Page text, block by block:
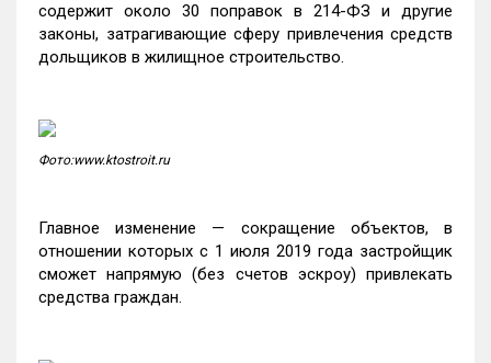
содержит около 30 поправок в 214-ФЗ и другие
законы, затрагивающие сферу привлечения средств
дольщиков в жилищное строительство.
Фото:www.ktostroit.ru
Главное изменение — сокращение объектов, в
отношении которых с 1 июля 2019 года застройщик
сможет напрямую (без счетов эскроу) привлекать
средства граждан.